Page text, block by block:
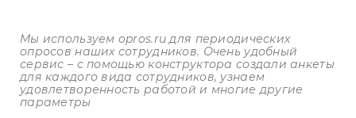
Мы используем opros.ruдля периодических
опросов наших сотрудников. Очень удобный
сервис – с помощью конструктора создали анкеты
для каждого вида сотрудников, узнаем
удовлетворенность работой и многие другие
параметры